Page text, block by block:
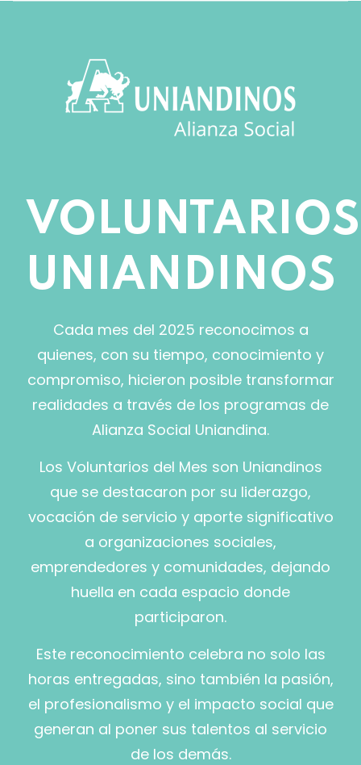
VOLUNTARIOS
UNIANDINOS
Cada mes del 2025 reconocimos a
quienes, con su tiempo, conocimiento y
compromiso, hicieron posible transformar
realidades a través de los programas de
Alianza Social Uniandina.
Los Voluntarios del Mes son Uniandinos
que se destacaron por su liderazgo,
vocación de servicio y aporte significativo
a organizaciones sociales,
emprendedores y comunidades, dejando
huella en cada espacio donde
participaron.
Este reconocimiento celebra no solo las
horas entregadas, sino también la pasión,
el profesionalismo y el impacto social que
generan al poner sus talentos al servicio
de los demás.